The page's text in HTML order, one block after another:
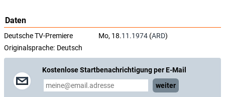
Daten
Deutsche TV-Premiere Mo, 18.11.1974 (ARD)
Originalsprache: Deutsch
Kostenlose Startbenachrichtigung per E-Mail
weiter